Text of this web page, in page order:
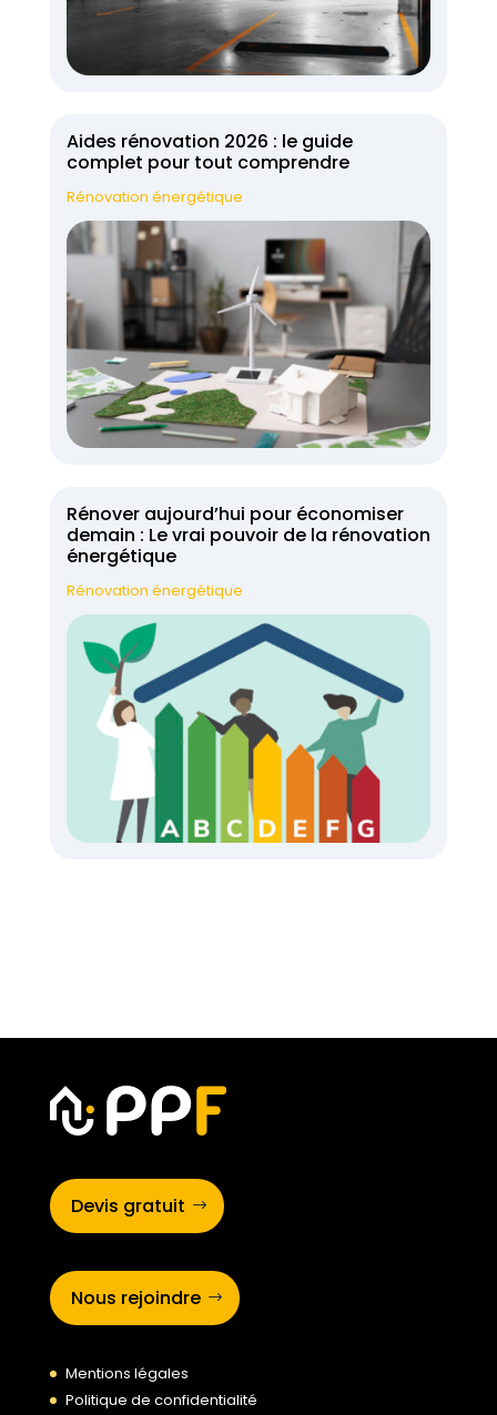
Aides rénovation 2026 : le guide
complet pour tout comprendre
Rénovation énergétique
Rénover aujourd’hui pour économiser
demain : Le vrai pouvoir de la rénovation
énergétique
Rénovation énergétique
Devis gratuit
Nous rejoindre
Mentions légales
Politique de confidentialité